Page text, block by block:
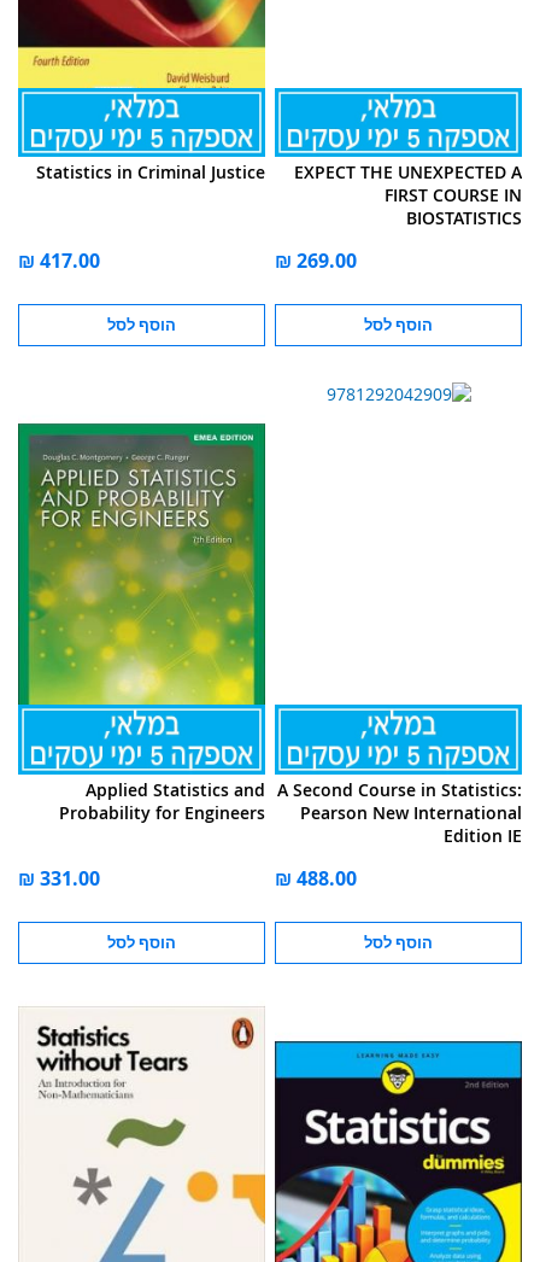
EXPECT THE UNEXPECTED A
FIRST COURSE IN
BIOSTATISTICS
הוסף לסל
Statistics in Criminal Justice
הוסף לסל
A Second Course in Statistics:
Pearson New International
Edition IE
הוסף לסל
Applied Statistics and
Probability for Engineers
הוסף לסל